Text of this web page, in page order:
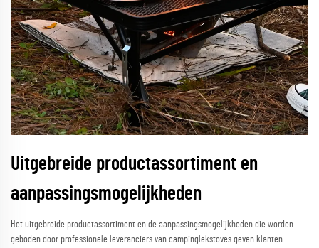
Uitgebreide productassortiment en
aanpassingsmogelijkheden
Het uitgebreide productassortiment en de aanpassingsmogelijkheden die worden
geboden door professionele leveranciers van campinglekstoves geven klanten